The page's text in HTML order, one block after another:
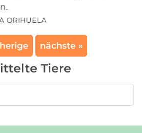
ORIHUELA
nächste »
Tiere